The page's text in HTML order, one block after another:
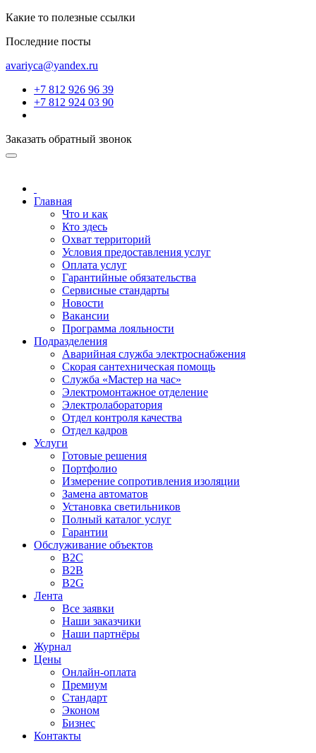
Какие то полезные ссылки
Последние посты
avariyca@yandex.ru
+7 812 926 96 39
+7 812 924 03 90
Заказать обратный звонок
Главная
Что и как
Кто здесь
Охват территорий
Условия предоставления услуг
Оплата услуг
Гарантийные обязательства
Сервисные стандарты
Новости
Вакансии
Программа лояльности
Подразделения
Аварийная служба электроснабжения
Скорая сантехническая помощь
Служба «Мастер на час»
Электромонтажное отделение
Электролаборатория
Отдел контроля качества
Отдел кадров
Услуги
Готовые решения
Портфолио
Измерение сопротивления изоляции
Замена автоматов
Установка светильников
Полный каталог услуг
Гарантии
Обслуживание объектов
B2C
B2B
B2G
Лента
Все заявки
Наши заказчики
Наши партнёры
Журнал
Цены
Онлайн-оплата
Премиум
Стандарт
Эконом
Бизнес
Контакты